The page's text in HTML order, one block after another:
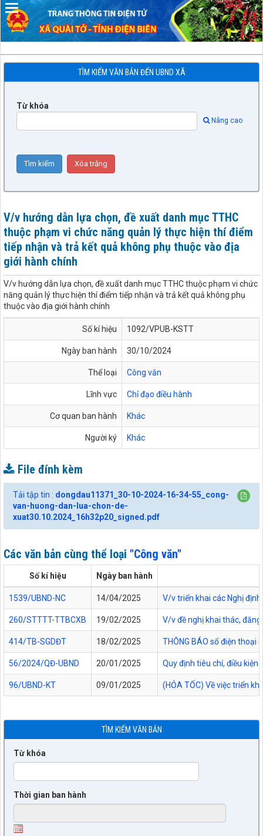
TÌM KIẾM VĂN BẢN ĐẾN UBND XÃ
Từ khóa
Nâng cao
V/v hướng dẫn lựa chọn, đề xuất danh mục TTHC
thuộc phạm vi chức năng quản lý thực hiện thí điểm
tiếp nhận và trả kết quả không phụ thuộc vào địa
giới hành chính
V/v hướng dẫn lựa chọn, đề xuất danh mục TTHC thuộc phạm vi chức
năng quản lý thực hiện thí điểm tiếp nhận và trả kết quả không phụ
thuộc vào địa giới hành chính
Số kí hiệu 1092/VPUB-KSTT
Ngày ban hành 30/10/2024
Thể loại Công văn
Lĩnh vực Chỉ đạo điều hành
Cơ quan ban hành Khác
Người ký Khác
File đính kèm
Tải tập tin : dongdau11371_30-10-2024-16-34-55_cong-
van-huong-dan-lua-chon-de-
xuat30.10.2024_16h32p20_signed.pdf
Các văn bản cùng thể loại "Công văn"
Số kí hiệu Ngày ban hành
1539/UBND-NC 14/04/2025 V/v triển khai các Nghị
260/STTTT-TTBCXB 19/02/2025 V/v đề nghị khai thác,
414/TB-SGDĐT 18/02/2025 THÔNG BÁO số điện
56/2024/QĐ-UBND 20/01/2025 Quy định tiêu chí, điều
96/UBND-KT 09/01/2025 (HỎA TỐC) Về việc triển
TÌM KIẾM VĂN BẢN
Từ khóa
Thời gian ban hành